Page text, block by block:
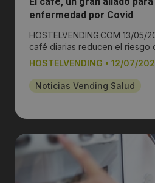
enfermedad por Covid
HOSTELVENDING.COM 13/05/
café diarias reducen el riesgo
HOSTELVENDING • 12/07/
Noticias Vending Salud